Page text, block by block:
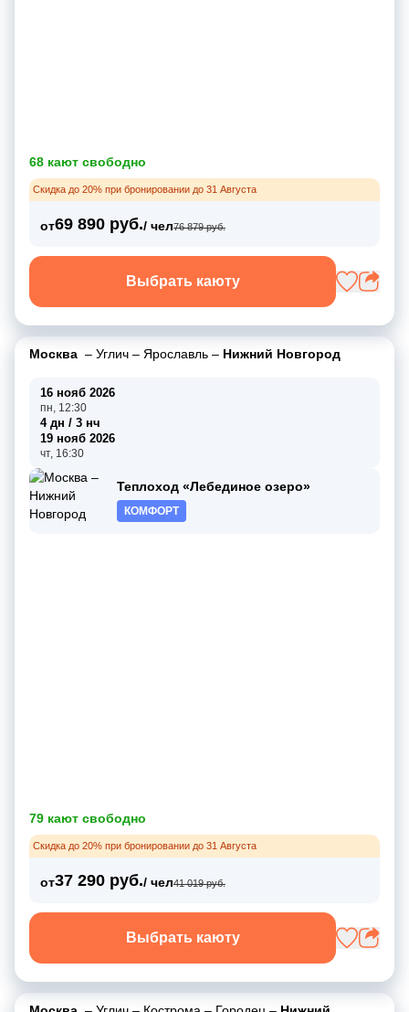
68 кают свободно
Скидка до 20% при бронировании до 31 Августа
от69 890 руб./ чел76 879 руб.
Выбрать каюту
Москва – Углич – Ярославль – Нижний Новгород
16 нояб 2026
пн, 12:30
4 дн / 3 нч
19 нояб 2026
чт, 16:30
Теплоход «Лебединое озеро»
КОМФОРТ
79 кают свободно
Скидка до 20% при бронировании до 31 Августа
от37 290 руб./ чел41 019 руб.
Выбрать каюту